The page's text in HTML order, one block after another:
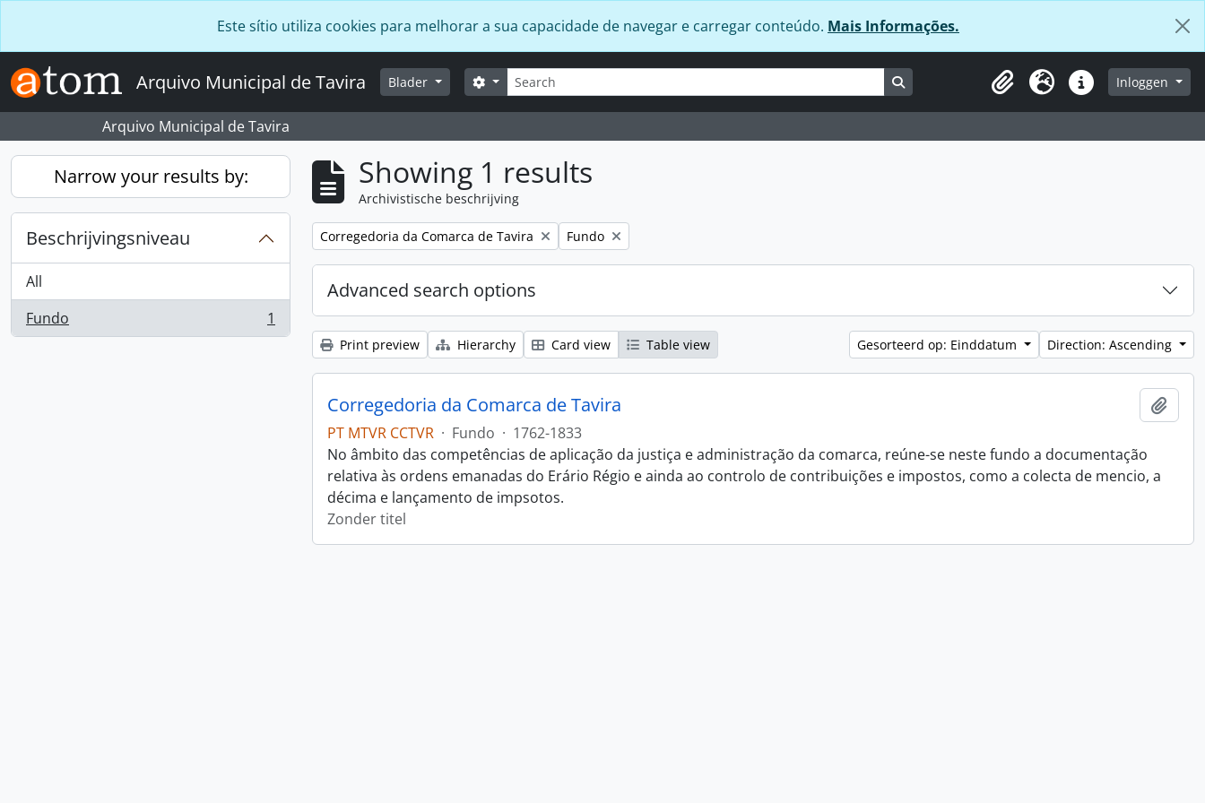
Este sítio utiliza cookies para melhorar a sua capacidade de navegar e carregar conteúdo. Mais Informações.
Arquivo Municipal de Tavira Blader zoeken
Search options Search in browse page
Clipboard
Taal Quick linksInloggen
Arquivo Municipal de Tavira
Narrow your results by:
Beschrijvingsniveau
All
Fundo
, 1 results 1
Showing 1 results
Archivistische beschrijving
Remove filter:
Corregedoria da Comarca de Tavira Remove filter:
Fundo
Advanced search options
Print preview Hierarchy Card view Table view Gesorteerd op: Einddatum Direction: Ascending
Corregedoria da Comarca de Tavira
PT MTVR CCTVR · Fundo · 1762-1833
No âmbito das competências de aplicação da justiça e administração da comarca, reúne-se neste fundo a documentação
relativa às ordens emanadas do Erário Régio e ainda ao controlo de contribuições e impostos, como a colecta de mencio, a
décima e lançamento de impsotos.
Zonder titel